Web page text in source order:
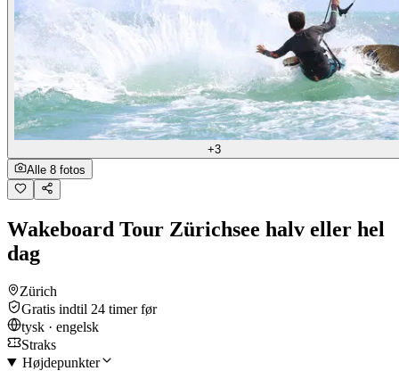
+3
Alle 8 fotos
Wakeboard Tour Zürichsee halv eller hel
dag
Zürich
Gratis indtil 24 timer før
tysk · engelsk
Straks
Højdepunkter